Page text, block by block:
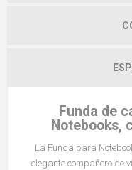
Funda de
Notebooks,
La Funda para
elegante compañero de